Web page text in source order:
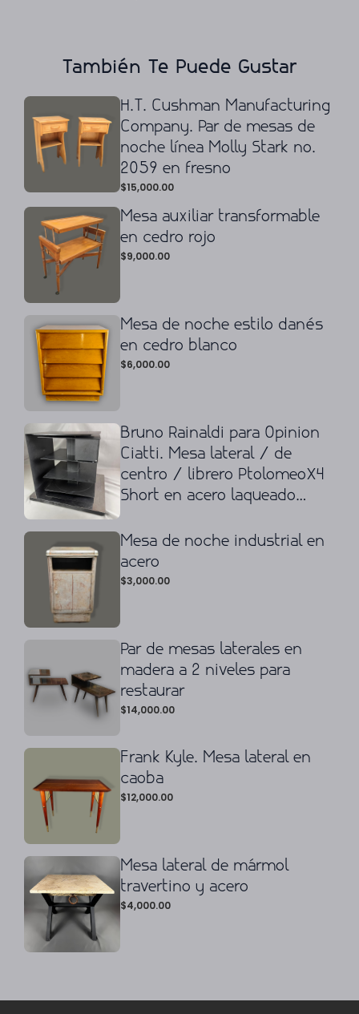
También Te Puede Gustar
H.T. Cushman Manufacturing
Company. Par de mesas de
noche línea Molly Stark no.
2059 en fresno
$15,000.00
Mesa auxiliar transformable
en cedro rojo
$9,000.00
Mesa de noche estilo danés
en cedro blanco
$6,000.00
Bruno Rainaldi para Opinion
Ciatti. Mesa lateral / de
centro / librero PtolomeoX4
Short en acero laqueado
Mesa de noche industrial en
acero
$3,000.00
Par de mesas laterales en
madera a 2 niveles para
restaurar
$14,000.00
Frank Kyle. Mesa lateral en
caoba
$12,000.00
Mesa lateral de mármol
travertino y acero
$4,000.00